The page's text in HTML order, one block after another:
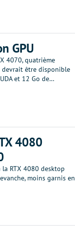
GPU
4070, quatrième
devrait être disponible
et 12 Go de…
4080
RTX 4080 desktop
moins garnis en